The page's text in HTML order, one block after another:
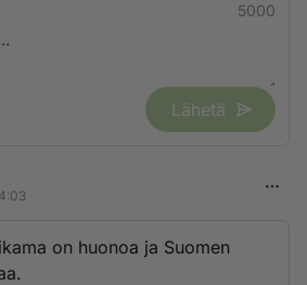
5000
Lähetä
on huonoa ja Suomen